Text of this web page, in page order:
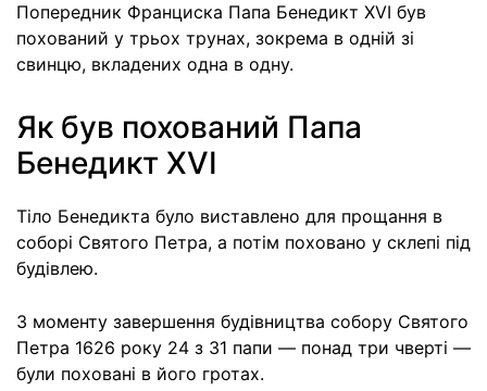
Попередник Франциска Папа Бенедикт XVI був
похований у трьох трунах, зокрема в одній зі
свинцю, вкладених одна в одну.
Як був похований Папа
Бенедикт XVI
Тіло Бенедикта було виставлено для прощання в
соборі Святого Петра, а потім поховано у склепі під
будівлею.
З моменту завершення будівництва собору Святого
Петра 1626 року 24 з 31 папи — понад три чверті —
були поховані в його гротах.